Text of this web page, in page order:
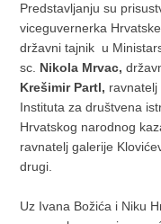
Predstavljanju su
viceguvernerka
državni tajnik u
sc. Nikola Mrvac,
Krešimir Partl, ravnatelj
Instituta za društvena
Hrvatskog narodnog
ravnatelj galerije
drugi.
Uz Ivana Božića i Niku